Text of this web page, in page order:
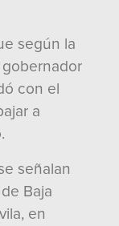
según la
con el
a
señalan
Baja
en